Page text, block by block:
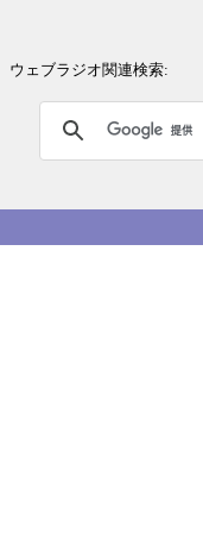
ウェブラジオ関連検索: